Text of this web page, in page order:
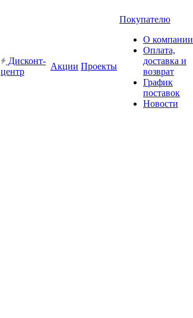
Дисконт-
центр
Акции Проекты
Покупателю
О компании
Оплата,
доставка и
возврат
График
поставок
Новости